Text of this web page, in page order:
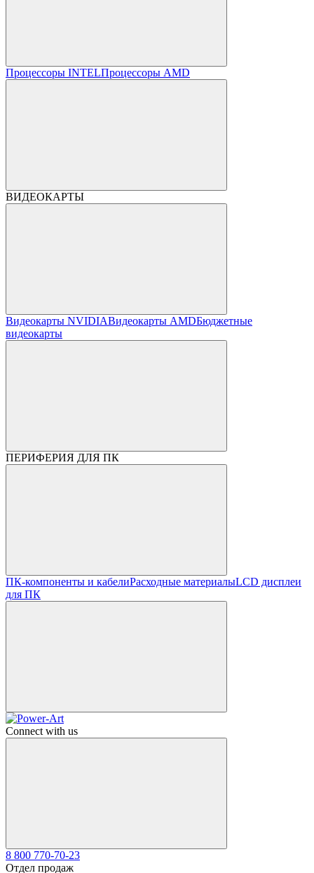
Процессоры INTELПроцессоры AMD
ВИДЕОКАРТЫ
Видеокарты NVIDIAВидеокарты AMDБюджетные
видеокарты
ПЕРИФЕРИЯ ДЛЯ ПК
ПК-компоненты и кабелиРасходные материалыLCD дисплеи
для ПК
Connect with us
8 800 770-70-23
Отдел продаж